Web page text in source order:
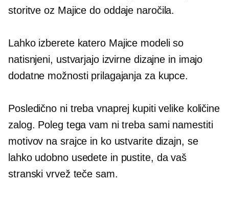
storitve oz Majice do oddaje naročila.
Lahko izberete katero Majice modeli so
natisnjeni, ustvarjajo izvirne dizajne in imajo
dodatne možnosti prilagajanja za kupce.
Posledično ni treba vnaprej kupiti velike količine
zalog. Poleg tega vam ni treba sami namestiti
motivov na srajce in ko ustvarite dizajn, se
lahko udobno usedete in pustite, da vaš
stranski vrvež teče sam.